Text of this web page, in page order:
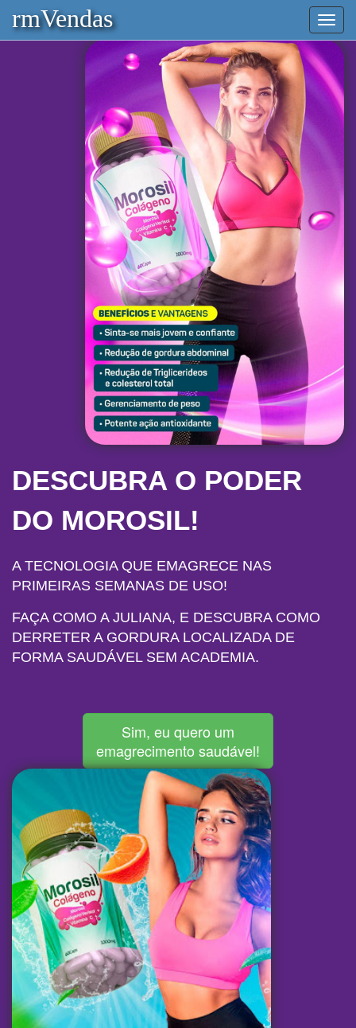
/
rmVendas
DESCUBRA O PODER
DO MOROSIL!
A TECNOLOGIA QUE EMAGRECE NAS
PRIMEIRAS SEMANAS DE USO!
FAÇA COMO A JULIANA, E DESCUBRA COMO
DERRETER A GORDURA LOCALIZADA DE
FORMA SAUDÁVEL SEM ACADEMIA.
Sim, eu quero um
emagrecimento saudável!